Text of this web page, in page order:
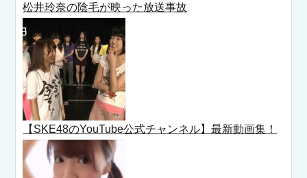
松井玲奈の陰毛が映った放送事故
【SKE48のYouTube公式チャンネル】最新動画集！